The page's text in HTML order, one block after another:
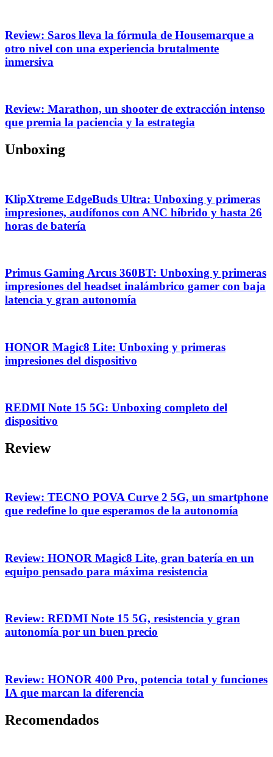
Review: Saros lleva la fórmula de Housemarque a
otro nivel con una experiencia brutalmente
inmersiva
Review: Marathon, un shooter de extracción intenso
que premia la paciencia y la estrategia
Unboxing
KlipXtreme EdgeBuds Ultra: Unboxing y primeras
impresiones, audífonos con ANC híbrido y hasta 26
horas de batería
Primus Gaming Arcus 360BT: Unboxing y primeras
impresiones del headset inalámbrico gamer con baja
latencia y gran autonomía
HONOR Magic8 Lite: Unboxing y primeras
impresiones del dispositivo
REDMI Note 15 5G: Unboxing completo del
dispositivo
Review
Review: TECNO POVA Curve 2 5G, un smartphone
que redefine lo que esperamos de la autonomía
Review: HONOR Magic8 Lite, gran batería en un
equipo pensado para máxima resistencia
Review: REDMI Note 15 5G, resistencia y gran
autonomía por un buen precio
Review: HONOR 400 Pro, potencia total y funciones
IA que marcan la diferencia
Recomendados